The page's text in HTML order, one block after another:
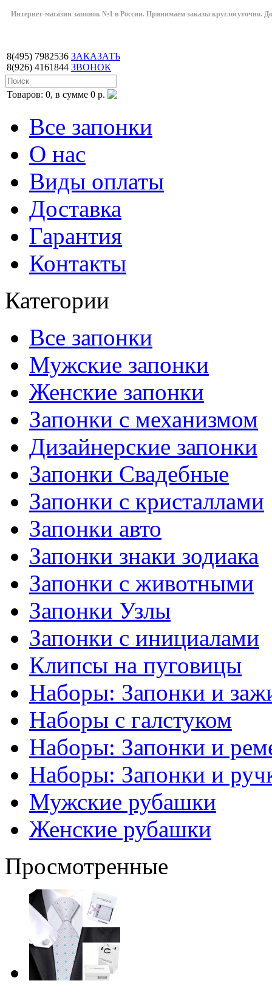
Интернет-магазин запонок №1 в России. Принимаем заказы круглосуточно.
8(495) 7982536
8(926) 4161844
ЗАКАЗАТЬ
ЗВОНОК
Товаров: 0, в сумме 0 р.
Все запонки
О нас
Виды оплаты
Доставка
Гарантия
Контакты
Категории
Все запонки
Мужские запонки
Женские запонки
Запонки с механизмом
Дизайнерские запонки
Запонки Свадебные
Запонки с кристаллами
Запонки авто
Запонки знаки зодиака
Запонки с животными
Запонки Узлы
Запонки с инициалами
Клипсы на пуговицы
Наборы: Запонки и
Наборы с галстуком
Наборы: Запонки и
Наборы: Запонки и
Мужские рубашки
Женские рубашки
Просмотренные